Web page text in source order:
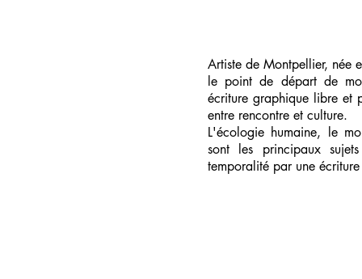
Artiste de Montpellier,
le point de départ de
écriture graphique libre et
entre rencontre et culture.
L'écologie humaine, le
sont les principaux
temporalité par une